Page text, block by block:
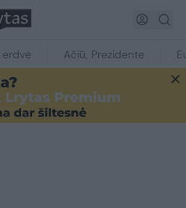
erdvė Ačiū, Prezidente